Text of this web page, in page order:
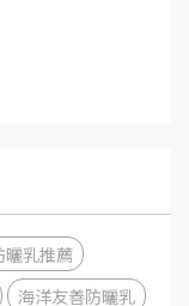
曬乳推薦
海洋友善防曬乳